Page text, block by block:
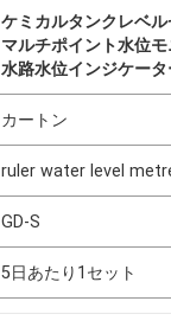
ケミカルタンクレベ
マルチポイント水位
水路水位インジケータ
カートン
ruler water level
GD-S
5日あたり1セット